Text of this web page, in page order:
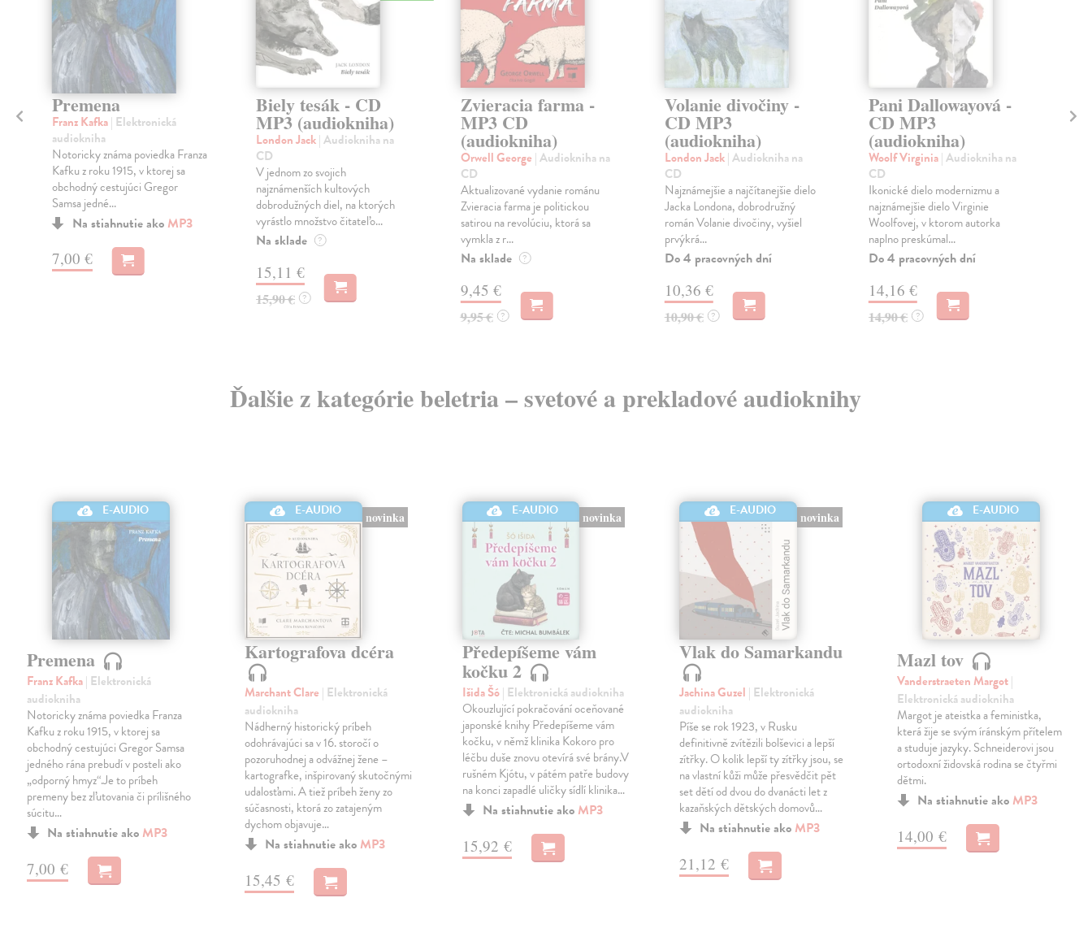
Premena
Franz Kafka| Elektronická
audiokniha
Notoricky známa poviedka Franza
Kafku z roku 1915, v ktorej sa
obchodný cestujúci Gregor
Samsa jedné...
Na stiahnutie ako MP3
7,00 €
Biely tesák - CD
MP3 (audiokniha)
London Jack| Audiokniha na
CD
V jednom zo svojich
najznámenších kultových
dobrodužných diel, na ktorých
vyrástlo množstvo čitateľo...
Na sklade ?
15,11 €
15,90 € ?
Zvieracia farma -
MP3 CD
(audiokniha)
Orwell George | Audiokniha na
CD
Aktualizované vydanie románu
Zvieracia farma je politickou
satirou na revolúciu, ktorá sa
vymkla z r...
Na sklade ?
9,45 €
9,95 € ?
Volanie divočiny -
CD MP3
(audiokniha)
London Jack| Audiokniha na
CD
Najznámejšie a najčítanejšie dielo
Jacka Londona, dobrodružný
román Volanie divočiny, vyšiel
prvýkrá...
Do 4 pracovných dní
10,36 €
10,90 € ?
Pani Dallowayová -
CD MP3
(audiokniha)
Woolf Virginia| Audiokniha na
CD
Ikonické dielo modernizmu a
najznámejšie dielo Virginie
Woolfovej, v ktorom autorka
naplno preskúmal...
Do 4 pracovných dní
14,16 €
14,90 € ?
Ďalšie z kategórie beletria – svetové a prekladové audioknihy
E-AUDIO
Premena
Franz Kafka| Elektronická
audiokniha
Notoricky známa poviedka Franza
Kafku z roku 1915, v ktorej sa
obchodný cestujúci Gregor Samsa
jedného rána prebudí v posteli ako
„odporný hmyz“.Je to príbeh
premeny bez zľutovania či prílišného
súcitu…
Na stiahnutie ako MP3
7,00 €
E-AUDIO novinka
Kartografova dcéra
Marchant Clare | Elektronická
audiokniha
Nádherný historický príbeh
odohrávajúci sa v 16. storočí o
pozoruhodnej a odvážnej žene –
kartografke, inšpirovaný skutočnými
udalosťami. A tiež príbeh ženy zo
súčasnosti, ktorá zo zatajeným
dychom objavuje…
Na stiahnutie ako MP3
15,45 €
E-AUDIO novinka
Předepíšeme vám
kočku 2
Išida Šó| Elektronická audiokniha
Okouzlující pokračování oceňované
japonské knihy Předepíšeme vám
kočku, v němž klinika Kokoro pro
léčbu duše znovu otevírá své brány.V
rušném Kjótu, v pátém patře budovy
na konci zapadlé uličky sídlí klinika…
Na stiahnutie ako MP3
15,92 €
E-AUDIO novinka
Vlak do Samarkandu
Jachina Guzel | Elektronická
audiokniha
Píše se rok 1923, v Rusku
definitivně zvítězili bolševici a lepší
zítřky. O kolik lepší ty zítřky jsou, se
na vlastní kůži může přesvědčit pět
set dětí od dvou do dvanácti let z
kazaňských dětských domovů…
Na stiahnutie ako MP3
21,12 €
E-AUDIO
Mazl tov
Vanderstraeten Margot|
Elektronická audiokniha
Margot je ateistka a feministka,
která žije se svým íránským přítelem
a studuje jazyky. Schneiderovi jsou
ortodoxní židovská rodina se čtyřmi
dětmi.
Na stiahnutie ako MP3
14,00 €